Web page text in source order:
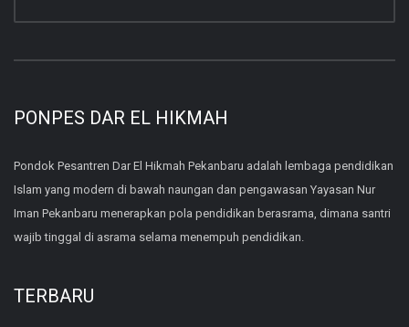
PONPES DAR EL HIKMAH
Pondok Pesantren Dar El Hikmah Pekanbaru adalah lembaga pendidikan
Islam yang modern di bawah naungan dan pengawasan Yayasan Nur
Iman Pekanbaru menerapkan pola pendidikan berasrama, dimana santri
wajib tinggal di asrama selama menempuh pendidikan.
TERBARU